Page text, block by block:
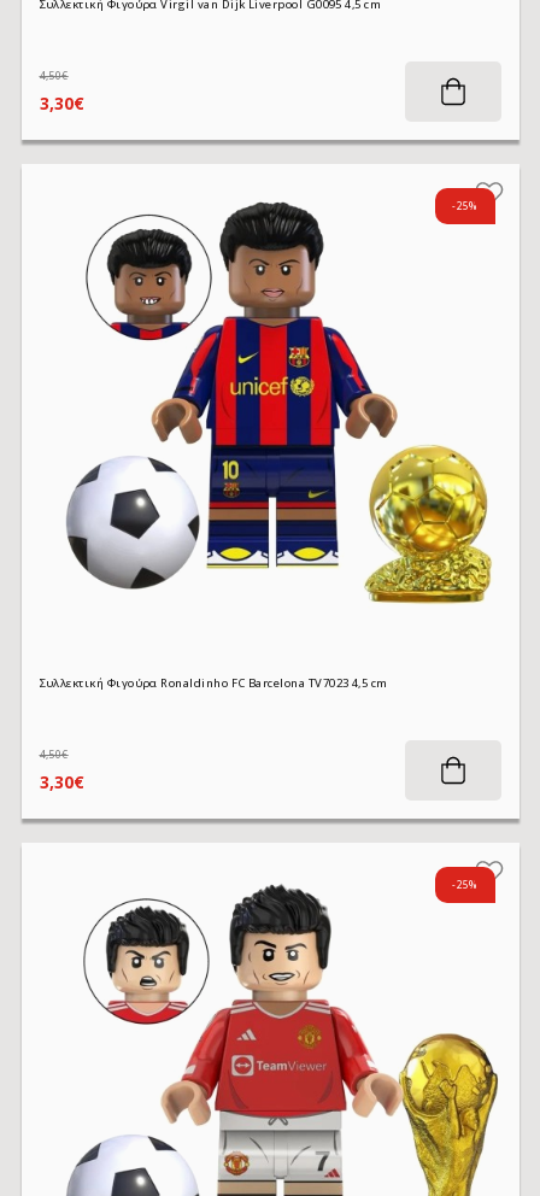
Συλλεκτική Φιγούρα Virgil van Dijk Liverpool G0095 4,5 cm
3,30€
4,50€
-25%
Συλλεκτική Φιγούρα Ronaldinho FC Barcelona TV7023 4,5 cm
3,30€
4,50€
-25%